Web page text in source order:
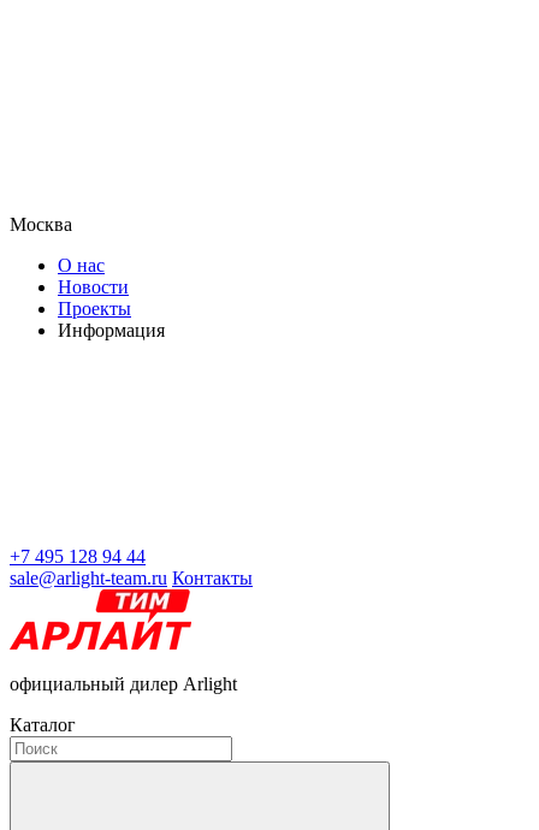
Москва
О нас
Новости
Проекты
Информация
+7 495 128 94 44
sale@arlight-team.ru Контакты
официальный дилер Arlight
Каталог